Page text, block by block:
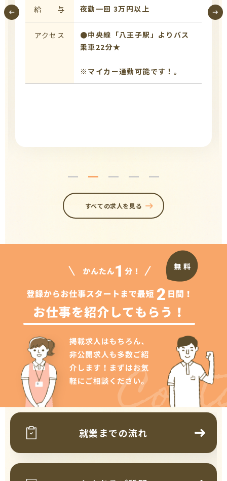
給 与 夜勤一回 3万円以上
アクセス
●中央線「八王子駅」よりバス
乗車22分★
※マイカー通勤可能です！。
すべての求人を見る
就業までの流れ